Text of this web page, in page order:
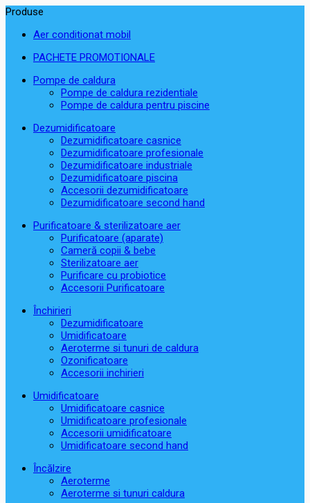
Produse
Aer conditionat mobil
PACHETE PROMOTIONALE
Pompe de caldura
Pompe de caldura rezidentiale
Pompe de caldura pentru piscine
Dezumidificatoare
Dezumidificatoare casnice
Dezumidificatoare profesionale
Dezumidificatoare industriale
Dezumidificatoare piscina
Accesorii dezumidificatoare
Dezumidificatoare second hand
Purificatoare & sterilizatoare aer
Purificatoare (aparate)
Cameră copii & bebe
Sterilizatoare aer
Purificare cu probiotice
Accesorii Purificatoare
Închirieri
Dezumidificatoare
Umidificatoare
Aeroterme si tunuri de caldura
Ozonificatoare
Accesorii inchirieri
Umidificatoare
Umidificatoare casnice
Umidificatoare profesionale
Accesorii umidificatoare
Umidificatoare second hand
Încălzire
Aeroterme
Aeroterme si tunuri caldura